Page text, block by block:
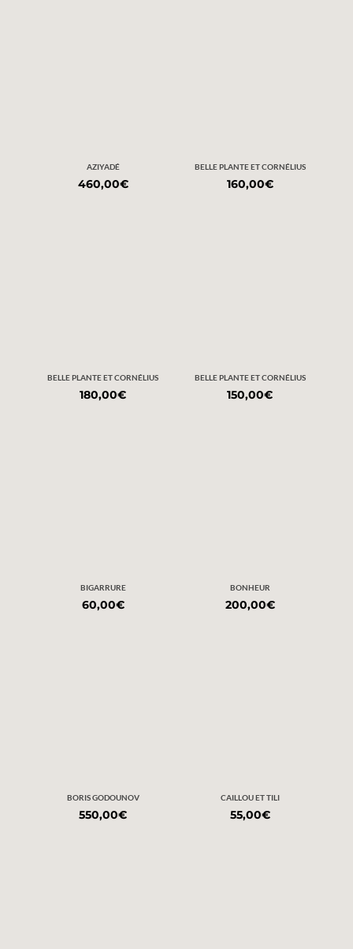
AZIYADÉ
460,00€
BELLE PLANTE ET CORNÉLIUS
160,00€
BELLE PLANTE ET CORNÉLIUS
180,00€
BELLE PLANTE ET CORNÉLIUS
150,00€
BIGARRURE
60,00€
BONHEUR
200,00€
BORIS GODOUNOV
550,00€
CAILLOU ET TILI
55,00€